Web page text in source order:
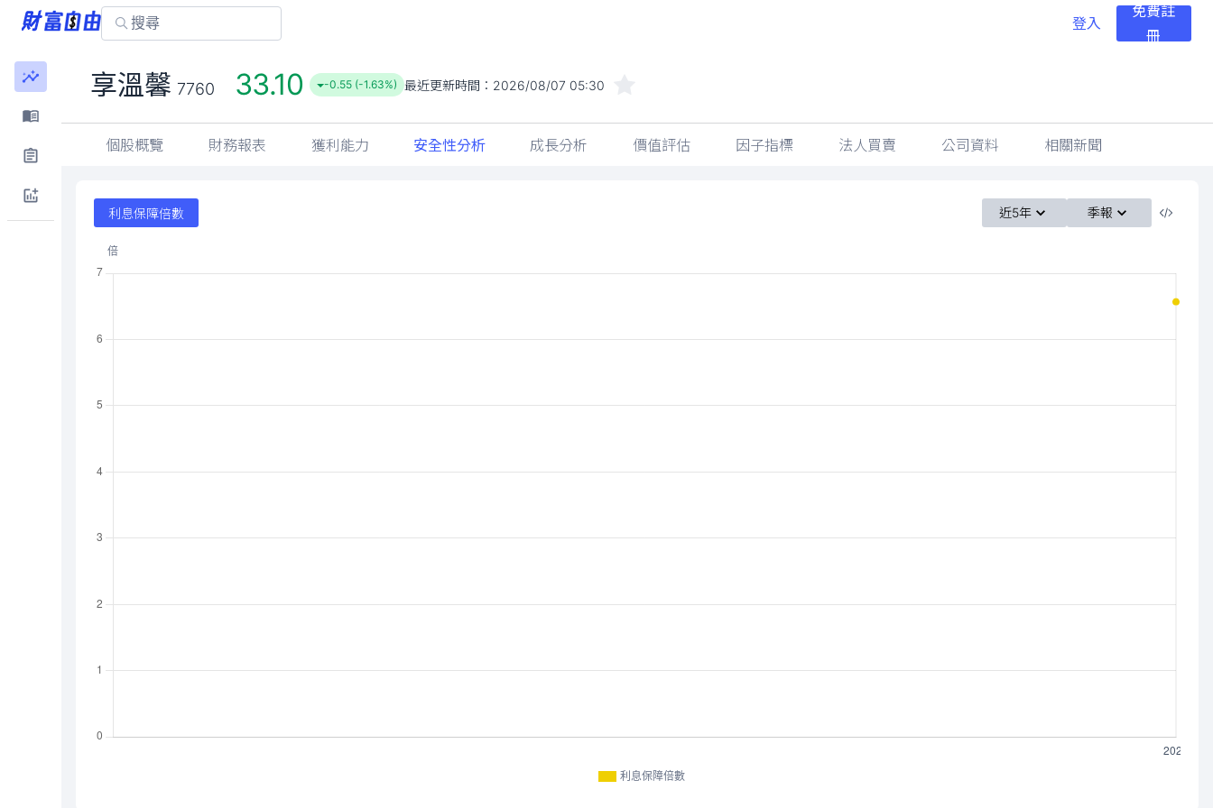
登入
免費註
冊
享溫馨 7760 33.10 -0.55 (-1.63%) 最近更新時間： 2026/08/07 05:30
個股概覽 財務報表 獲利能力 安全性分析 成長分析 價值評估 因子指標 法人買賣 公司資料 相關新聞
利息保障倍數 近5年 季報
利息保障倍數